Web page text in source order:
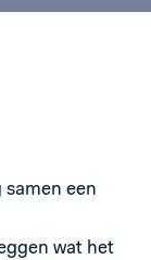
samen een
wat het